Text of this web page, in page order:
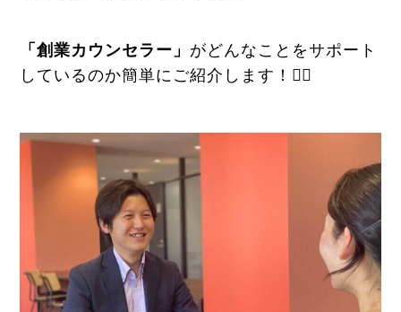
「創業カウンセラー」 がどんなことをサポート
しているのか簡単にご紹介します！🙋‍♀️